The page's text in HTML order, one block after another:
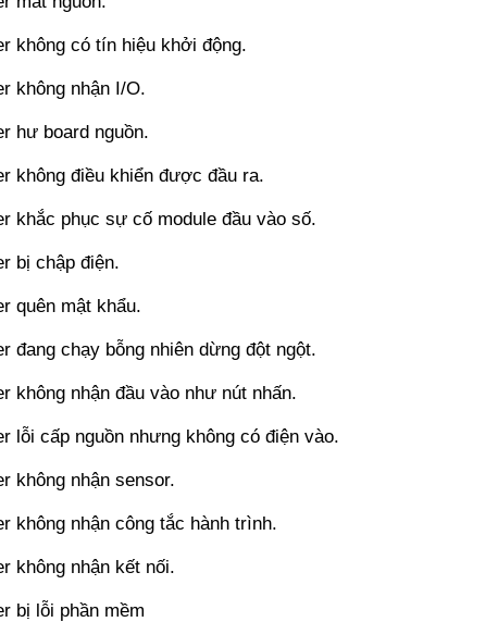
không có tín hiệu khởi động.
không nhận I/O.
hư board nguồn.
không điều khiển được đầu ra.
khắc phục sự cố module đầu vào số.
bị chập điện.
quên mật khẩu.
đang chạy bỗng nhiên dừng đột ngột.
không nhận đầu vào như nút nhấn.
lỗi cấp nguồn nhưng không có điện vào.
không nhận sensor.
không nhận công tắc hành trình.
không nhận kết nối.
bị lỗi phần mềm